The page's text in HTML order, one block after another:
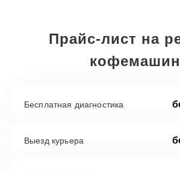
Прайс-лист на
кофемашин
Бесплатная диагностика
Выезд курьера